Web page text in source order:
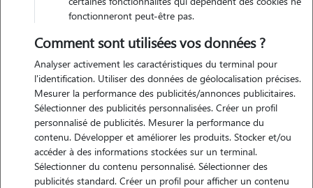
Motivation
j'aime toujours rencontrer de nouveaux animaux et leurs humains, et
je sais que ce n'est jamais évident de devoir s'absenter en laissant
son/ses compagnons à la maison. c'est pour ça que je m'occuperais
de vos animaux comme si c'étaient les miens !
fonctionneront peut-être pas.
Comment sont utilisées vos données ?
Analyser activement les caractéristiques du terminal pour
l'identification. Utiliser des données de géolocalisation précises.
Mesurer la performance des publicités/annonces publicitaires.
Sélectionner des publicités personnalisées. Créer un profil
personnalisé de publicités. Mesurer la performance du
contenu. Développer et améliorer les produits. Stocker et/ou
accéder à des informations stockées sur un terminal.
Sélectionner du contenu personnalisé. Sélectionner des
publicités standard. Créer un profil pour afficher un contenu